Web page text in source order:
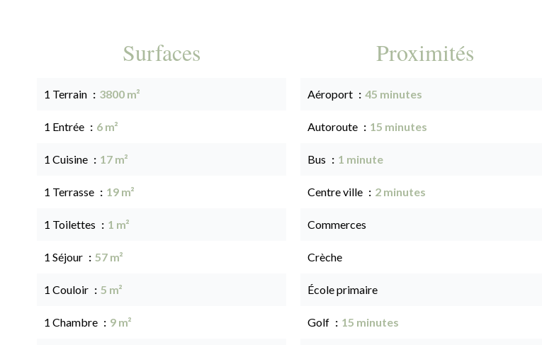
Surfaces
1 Terrain 3800 m²
1 Entrée 6 m²
1 Cuisine 17 m²
1 Terrasse 19 m²
1 Toilettes 1 m²
1 Séjour 57 m²
1 Couloir 5 m²
1 Chambre 9 m²
Proximités
Aéroport 45 minutes
Autoroute 15 minutes
Bus 1 minute
Centre ville 2 minutes
Commerces
Crèche
École primaire
Golf 15 minutes